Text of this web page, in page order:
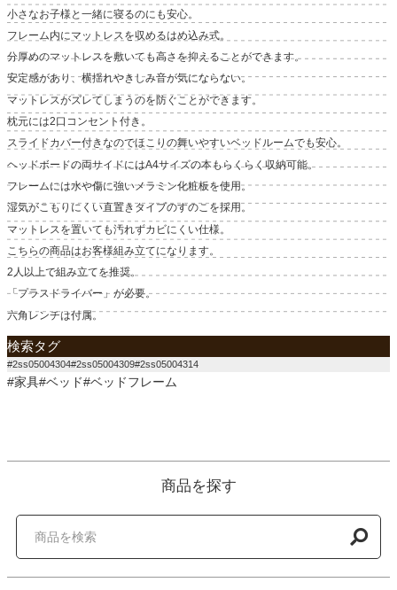
小さなお子様と一緒に寝るのにも安心。
フレーム内にマットレスを収めるはめ込み式。
分厚めのマットレスを敷いても高さを抑えることができます。
安定感があり、横揺れやきしみ音が気にならない。
マットレスがズレてしまうのを防ぐことができます。
枕元には2口コンセント付き。
スライドカバー付きなのでほこりの舞いやすいベッドルームでも安心。
ヘッドボードの両サイドにはA4サイズの本もらくらく収納可能。
フレームには水や傷に強いメラミン化粧板を使用。
湿気がこもりにくい直置きタイプのすのこを採用。
マットレスを置いても汚れずカビにくい仕様。
こちらの商品はお客様組み立てになります。
2人以上で組み立てを推奨。
「プラスドライバー」が必要。
六角レンチは付属。
検索タグ
#2ss05004304#2ss05004309#2ss05004314
#家具#ベッド#ベッドフレーム
商品を探す